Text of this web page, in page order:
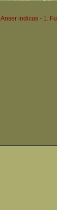
Anser indicus - 1.